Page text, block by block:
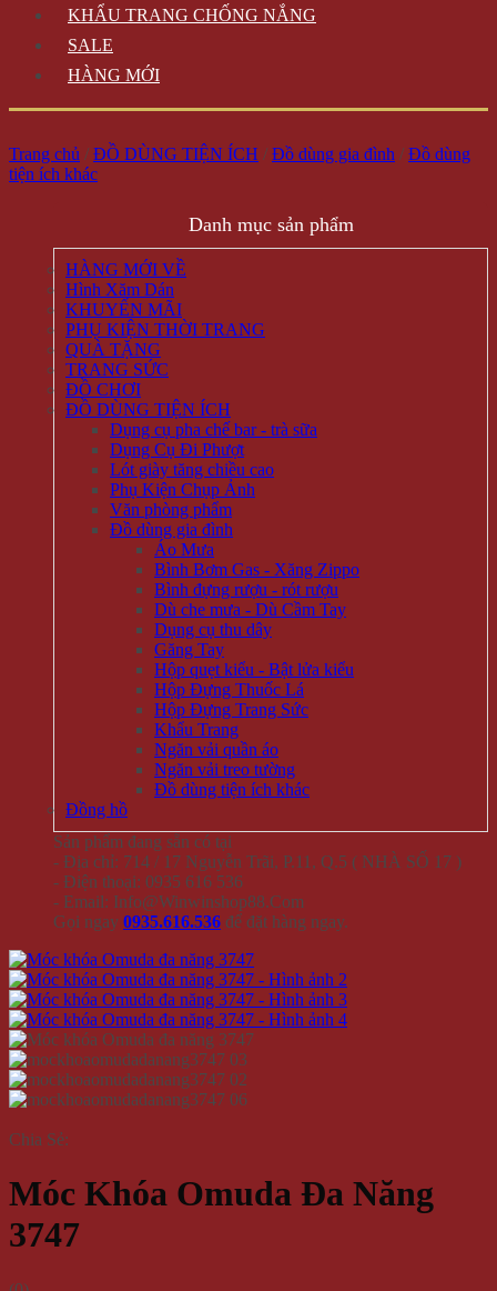
KHẨU TRANG CHỐNG NẮNG
SALE
HÀNG MỚI
Trang chủ / ĐỒ DÙNG TIỆN ÍCH / Đồ dùng gia đình / Đồ dùng
tiện ích khác
Danh mục sản phẩm
HÀNG MỚI VỀ
Hình Xăm Dán
KHUYẾN MÃI
PHỤ KIỆN THỜI TRANG
QUÀ TẶNG
TRANG SỨC
ĐỒ CHƠI
ĐỒ DÙNG TIỆN ÍCH
Dụng cụ pha chế bar - trà sữa
Dụng Cụ Đi Phượt
Lót giày tăng chiều cao
Phụ Kiện Chụp Ảnh
Văn phòng phẩm
Đồ dùng gia đình
Áo Mưa
Bình Bơm Gas - Xăng Zippo
Bình đựng rượu - rót rượu
Dù che mưa - Dù Cầm Tay
Dụng cụ thu dây
Găng Tay
Hộp quẹt kiểu - Bật lửa kiểu
Hộp Đựng Thuốc Lá
Hộp Đựng Trang Sức
Khẩu Trang
Ngăn vải quần áo
Ngăn vải treo tường
Đồ dùng tiện ích khác
Đồng hồ
Sản phẩm đang sẵn có tại
- Địa chỉ: 714 / 17 Nguyễn Trãi, P.11, Q.5 ( NHÀ SỐ 17 )
- Điện thoại: 0935 616 536
- Email: Info@Winwinshop88.Com
Gọi ngay 0935.616.536 để đặt hàng ngay.
Chia Sẻ:
Móc Khóa Omuda Đa Năng
3747